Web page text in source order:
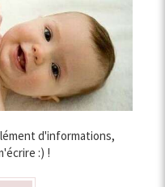
d'informations,
:) !